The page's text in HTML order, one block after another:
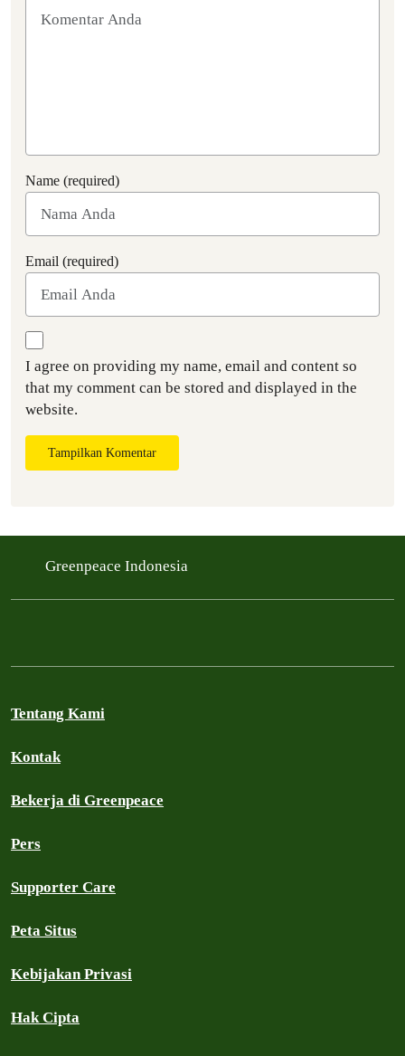
Name (required)
Email (required)
I agree on providing my name, email and content so
that my comment can be stored and displayed in the
website.
Tampilkan Komentar
Greenpeace Indonesia
Tentang Kami
Kontak
Bekerja di Greenpeace
Pers
Supporter Care
Peta Situs
Kebijakan Privasi
Hak Cipta